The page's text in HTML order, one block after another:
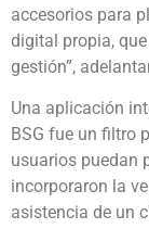
accesorios para
digital propia,
gestión”,
Una aplicación
BSG fue un filtro
usuarios puedan
incorporaron la
asistencia de un